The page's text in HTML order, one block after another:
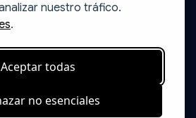
nuestro tráfico.
.
Aceptar todas
no esenciales